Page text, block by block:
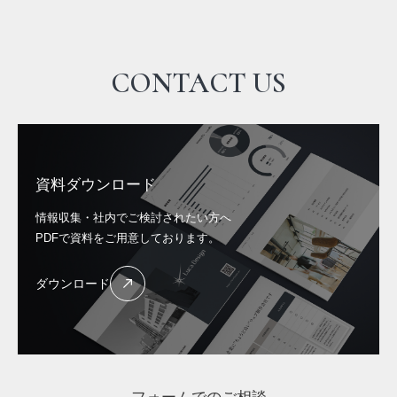
CONTACT US
資料ダウンロード
情報収集・社内でご検討されたい方へ
PDFで資料をご用意しております。
ダウンロード